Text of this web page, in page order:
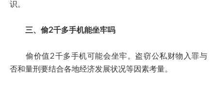
识。
三、偷2千多手机能坐牢吗
偷价值2千多手机可能会坐牢。盗窃公私财物入罪与
否和量刑要结合各地经济发展状况等因素考量。